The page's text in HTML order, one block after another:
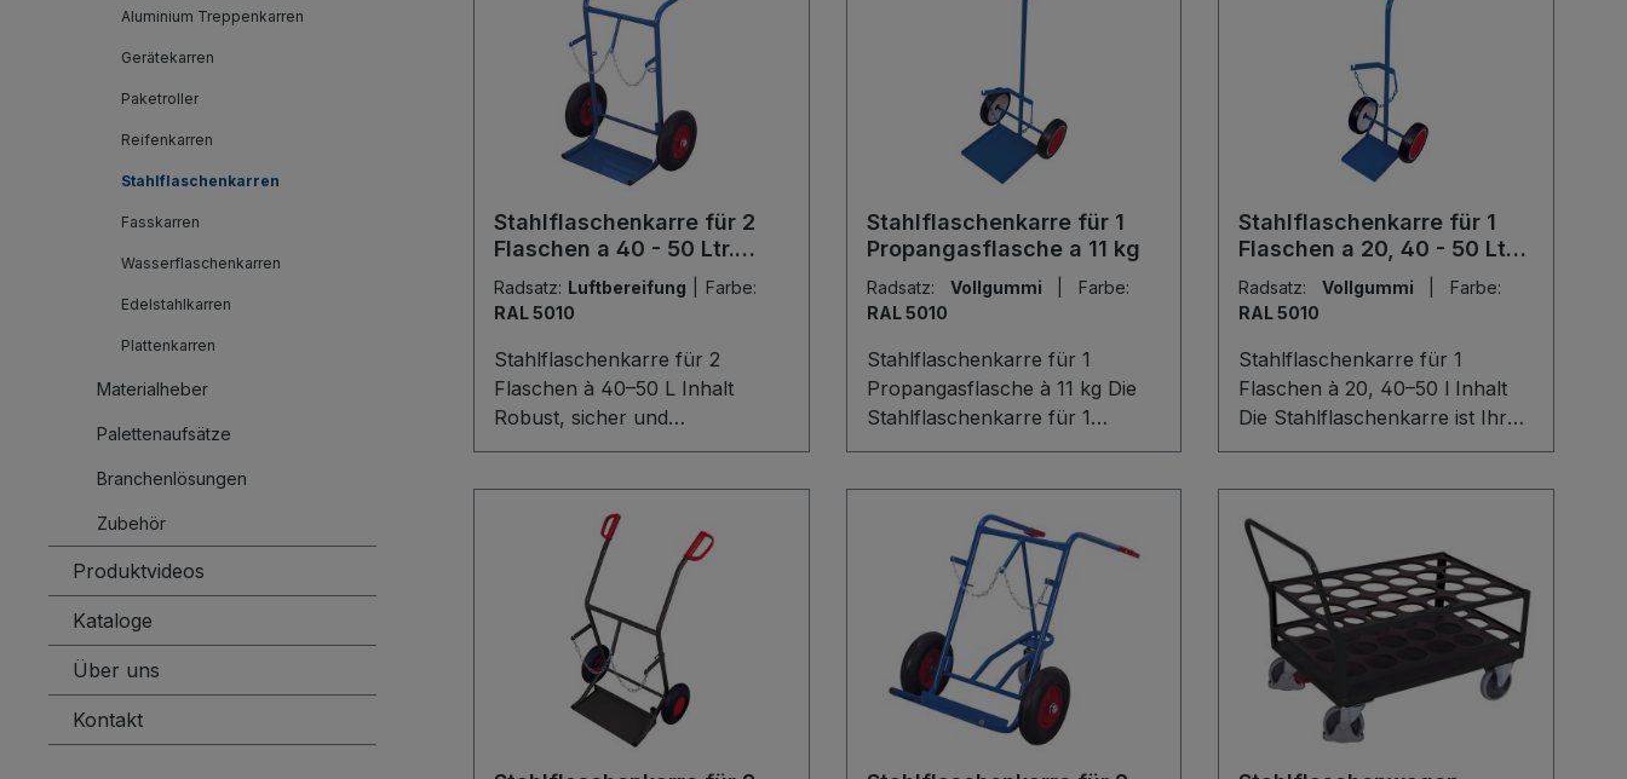
Aluminium Treppenkarren
Gerätekarren
Paketroller
Reifenkarren
Stahlflaschenkarren
Fasskarren
Wasserflaschenkarren
Edelstahlkarren
Plattenkarren
Materialheber
Palettenaufsätze
Branchenlösungen
Zubehör
Produktvideos
Kataloge
Über uns
Kontakt
Stahlflaschenkarre für 2
Flaschen a 40 - 50 Ltr.
Inhalt
Radsatz: Luftbereifung
Farbe:
RAL 5010
Stahlflaschenkarre für 2
Flaschen à 40–50 L Inhalt
Robust, sicher und
komfortabel: Diese
Gasflaschen mit je 40–50 L (Ø
210–250 mm). Die stabile
Schweißkonstruktion und die
Stahlblech-Schaufel mit 3-
seitiger Umrandung bieten
höchste Sicherheit, während
die Kettensicherung ein
Verrutschen verhindert.
Stahlflaschenkarre für 1
Propangasflasche a 11 kg
Radsatz: Vollgummi
Farbe:
RAL 5010
Stahlflaschenkarre für 1
Propangasflasche à 11 kg Die
Stahlflaschenkarre für 1
Propangasflasche à 11 kg bietet
Gasflasche (Ø 320 mm). Die
stabile Schweißkonstruktion
aus Stahl, die Schaufel aus
Stahlblech mit 3-seitiger
Umrandung sowie der
innovative PVC-
Sicherheitshandgriff sorgen für
bestes Handling. Dank
Stahlflaschenkarre für 1
Flaschen a 20, 40 - 50 Ltr.
Inhalt
Radsatz:Vollgummi
Farbe:
RAL 5010
Stahlflaschenkarre für 1
Flaschen à 20, 40–50 l Inhalt
Die Stahlflaschenkarre ist Ihr
zuverlässiger Partner für den
Litern Inhalt (Ø 210–250 mm).
Die stabile Schweißkonstruktion
aus Stahl und die Schaufel aus
Stahlblech mit 3-seitiger
Umrandung gewährleisten
kontrolliertes Handling.
Flaschenhalterung mit
Kettensicherung, PVC-